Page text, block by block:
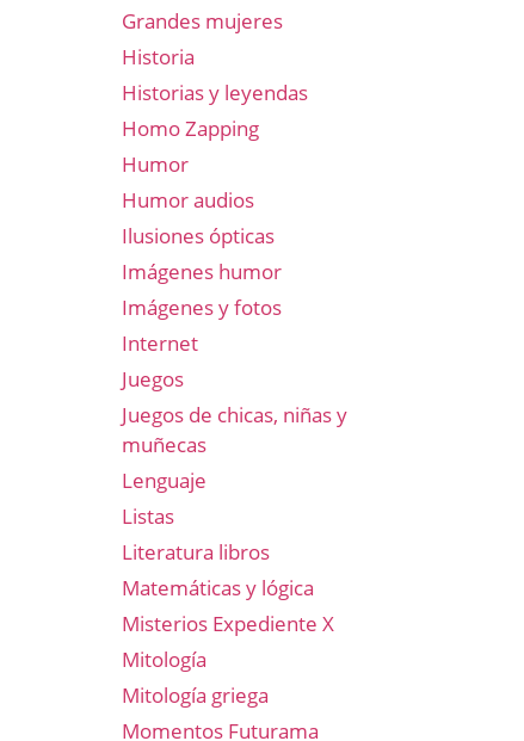
Grandes mujeres
Historia
Historias y leyendas
Homo Zapping
Humor
Humor audios
Ilusiones ópticas
Imágenes humor
Imágenes y fotos
Internet
Juegos
Juegos de chicas, niñas y
muñecas
Lenguaje
Listas
Literatura libros
Matemáticas y lógica
Misterios Expediente X
Mitología
Mitología griega
Momentos Futurama